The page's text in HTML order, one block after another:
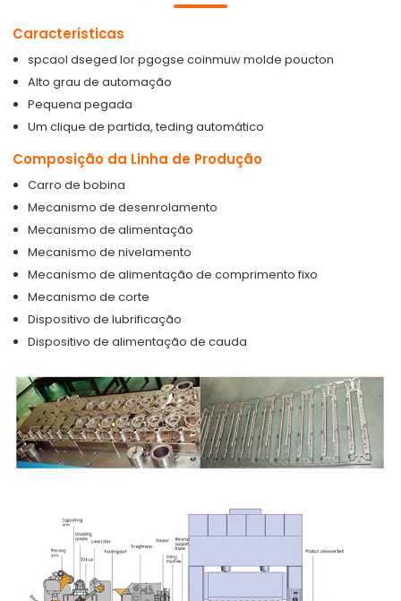
Características
spcaol dseged lor pgogse coinmuw molde poucton
Alto grau de automação
Pequena pegada
Um clique de partida, teding automático
Composição da Linha de Produção
Carro de bobina
Mecanismo de desenrolamento
Mecanismo de alimentação
Mecanismo de nivelamento
Mecanismo de alimentação de comprimento fixo
Mecanismo de corte
Dispositivo de lubrificação
Dispositivo de alimentação de cauda